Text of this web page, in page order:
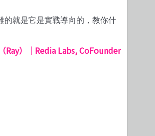
的就是它是實戰導向的，教你什
Ray）｜Redia Labs, CoFounder